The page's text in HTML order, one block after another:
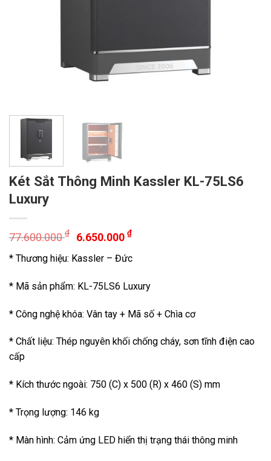
Két Sắt Thông Minh Kassler KL-75LS6
Luxury
77.600.000₫ 6.650.000₫
* Thương hiệu: Kassler – Đức
* Mã sản phẩm: KL-75LS6 Luxury
* Công nghệ khóa: Vân tay + Mã số + Chìa cơ
* Chất liệu: Thép nguyên khối chống cháy, sơn tĩnh điện cao
cấp
* Kích thước ngoài: 750 (C) x 500 (R) x 460 (S) mm
* Trọng lượng: 146 kg
* Màn hình: Cảm ứng LED hiển thị trạng thái thông minh